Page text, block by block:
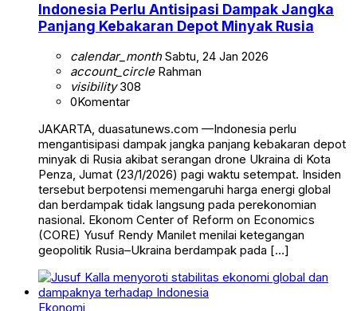
Indonesia Perlu Antisipasi Dampak Jangka
Panjang Kebakaran Depot Minyak Rusia
calendar_monthSabtu, 24 Jan 2026
account_circleRahman
visibility308
0Komentar
JAKARTA, duasatunews.com —Indonesia perlu
mengantisipasi dampak jangka panjang kebakaran depot
minyak di Rusia akibat serangan drone Ukraina di Kota
Penza, Jumat (23/1/2026) pagi waktu setempat. Insiden
tersebut berpotensi memengaruhi harga energi global
dan berdampak tidak langsung pada perekonomian
nasional. Ekonom Center of Reform on Economics
(CORE) Yusuf Rendy Manilet menilai ketegangan
geopolitik Rusia–Ukraina berdampak pada […]
Ekonomi